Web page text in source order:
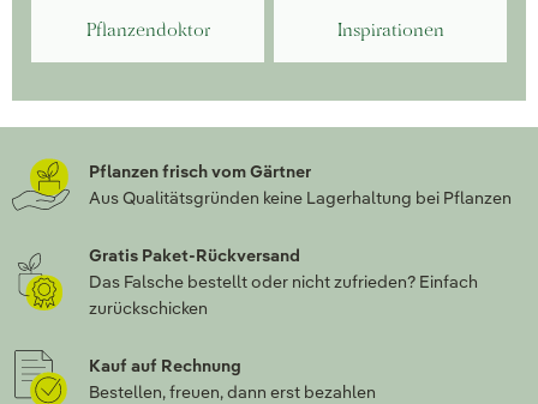
Pflanzendoktor Inspirationen
Pflanzen frisch vom Gärtner
Aus Qualitätsgründen keine Lagerhaltung bei Pflanzen
Gratis Paket-Rückversand
Das Falsche bestellt oder nicht zufrieden? Einfach
zurückschicken
Kauf auf Rechnung
Bestellen, freuen, dann erst bezahlen